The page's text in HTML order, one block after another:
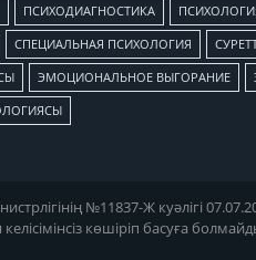
ПСИХОДИАГНОСТИКА
СПЕЦИАЛЬНАЯ ПСИХОЛОГИЯ
ЭМОЦИОНАЛЬНОЕ ВЫГОРАНИЕ
№11837-Ж куәлігі
көшіріп басуға